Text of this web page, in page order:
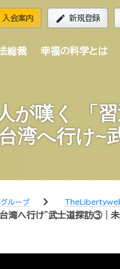
入会案内 edit 新規登録
総裁 幸福の科学とは
が嘆く 「
湾へ行け~
ループ chevron_right TheLibertyweb（
台湾へ行け~武士道探訪③│未